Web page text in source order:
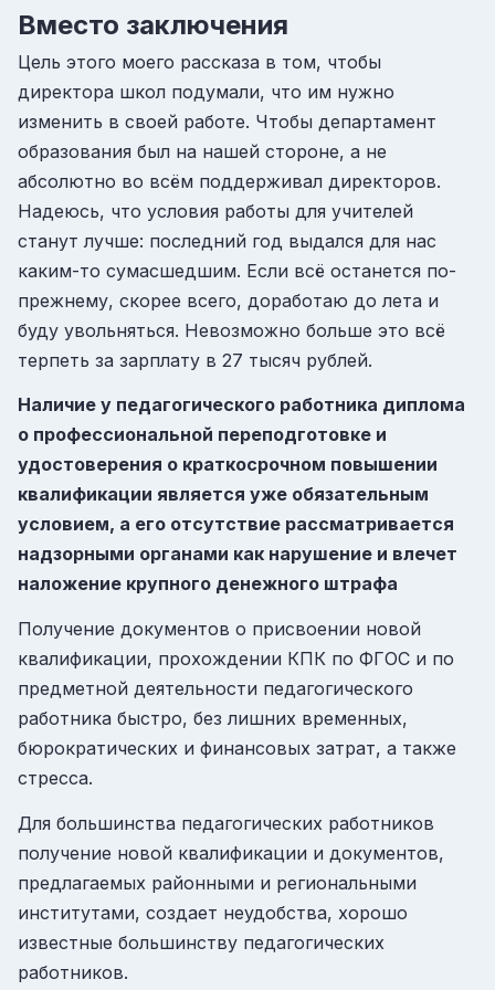
Вместо заключения
Цель этого моего рассказа в том, чтобы
директора школ подумали, что им нужно
изменить в своей работе. Чтобы департамент
образования был на нашей стороне, а не
абсолютно во всём поддерживал директоров.
Надеюсь, что условия работы для учителей
станут лучше: последний год выдался для нас
каким-то сумасшедшим. Если всё останется по-
прежнему, скорее всего, доработаю до лета и
буду увольняться. Невозможно больше это всё
терпеть за зарплату в 27 тысяч рублей.
Наличие у педагогического работника диплома
о профессиональной переподготовке и
удостоверения о краткосрочном повышении
квалификации является уже обязательным
условием, а его отсутствие рассматривается
надзорными органами как нарушение и влечет
наложение крупного денежного штрафа
Получение документов о присвоении новой
квалификации, прохождении КПК по ФГОС и по
предметной деятельности педагогического
работника быстро, без лишних временных,
бюрократических и финансовых затрат, а также
стресса.
Для большинства педагогических работников
получение новой квалификации и документов,
предлагаемых районными и региональными
институтами, создает неудобства, хорошо
известные большинству педагогических
работников.